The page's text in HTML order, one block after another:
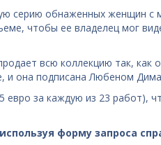
серию обнаженных женщин с
чтобы ее владелец мог
всю коллекцию так, как
и она подписана Любеном
евро за каждую из 23 работ),
форму запроса